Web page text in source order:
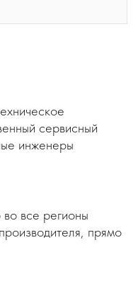
сервисный
инженеры
все регионы
прямо